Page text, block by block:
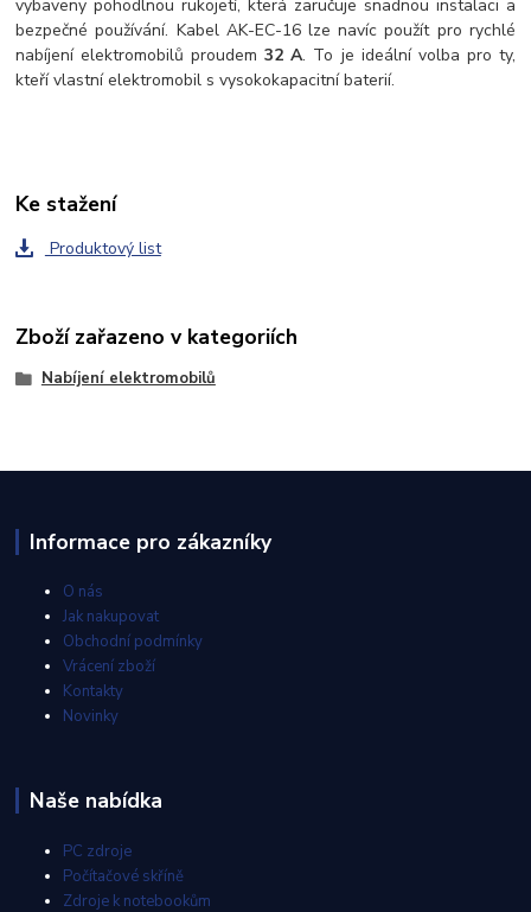
vybaveny pohodlnou rukojetí, která zaručuje snadnou instalaci a
bezpečné používání. Kabel AK-EC-16 lze navíc použít pro rychlé
nabíjení elektromobilů proudem32 A. To je ideální volba pro ty,
kteří vlastní elektromobil s vysokokapacitní baterií.
Ke stažení
Produktový list
Zboží zařazeno v kategoriích
Nabíjení elektromobilů
Informace pro zákazníky
O nás
Jak nakupovat
Obchodní podmínky
Vrácení zboží
Kontakty
Novinky
Naše nabídka
PC zdroje
Počítačové skříně
Zdroje k notebookům